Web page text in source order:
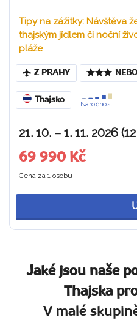
Tipy na zážitky: Návštěva
thajským jídlem či noční
pláže
Z PRAHY
Thajsko
Náročnost
21. 10. – 1. 11. 2026
69 990 Kč
Cena za 1 osobu
Jaké jsou naše
Thajska
V malé